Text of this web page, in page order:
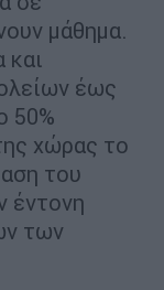
μάθημα.
και
έως
50%
χώρας το
του
έντονη
των